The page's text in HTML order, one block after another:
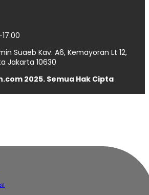
Suaeb Kav. A6, Kemayoran Lt 12,
Jakarta 10630
2025. Semua Hak Cipta